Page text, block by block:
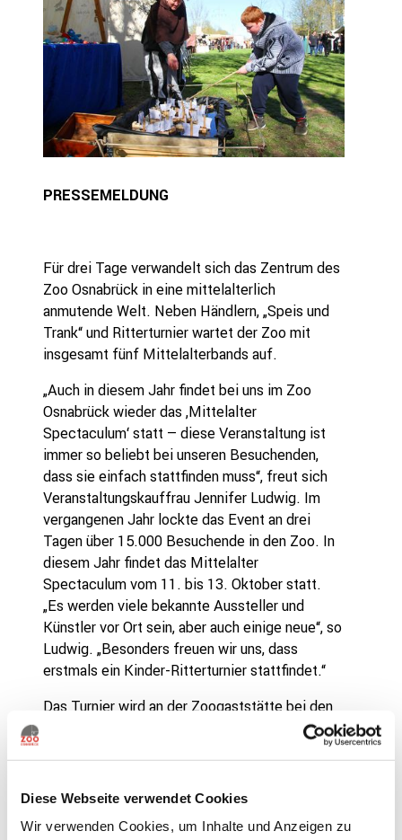
Diese Webseite verwendet Cookies
Wir verwenden Cookies, um Inhalte und Anzeigen zu
PRESSEMELDUNG
Für drei Tage verwandelt sich das Zentrum des
Zoo Osnabrück in eine mittelalterlich
anmutende Welt. Neben Händlern, „Speis und
Trank“ und Ritterturnier wartet der Zoo mit
insgesamt fünf Mittelalterbands auf.
„Auch in diesem Jahr findet bei uns im Zoo
Osnabrück wieder das ‚Mittelalter
Spectaculum‘ statt – diese Veranstaltung ist
immer so beliebt bei unseren Besuchenden,
dass sie einfach stattfinden muss“, freut sich
Veranstaltungskauffrau Jennifer Ludwig. Im
vergangenen Jahr lockte das Event an drei
Tagen über 15.000 Besuchende in den Zoo. In
diesem Jahr findet das Mittelalter
Spectaculum vom 11. bis 13. Oktober statt.
„Es werden viele bekannte Aussteller und
Künstler vor Ort sein, aber auch einige neue“, so
Ludwig. „Besonders freuen wir uns, dass
erstmals ein Kinder-Ritterturnier stattfindet.“
Das Turnier wird an der Zoogaststätte bei den
Wasserwelten Mariasiel ausgetragen. Nebenan
versorgen die „Kirschbiertaverne“ oder auch die
beobachten können Besuchende an der Wiese
Affentempel und am Löwenrondell finden sich